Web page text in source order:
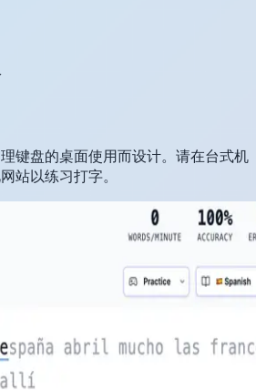
键盘的桌面使用而设计。请在台式机
站以练习打字。